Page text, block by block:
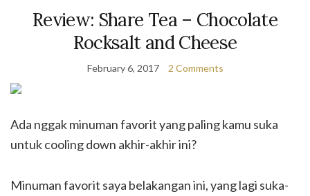
Review: Share Tea – Chocolate
Rocksalt and Cheese
February 6, 2017 2 Comments
Ada nggak minuman favorit yang paling kamu suka
untuk cooling down akhir-akhir ini?
Minuman favorit saya belakangan ini, yang lagi suka-